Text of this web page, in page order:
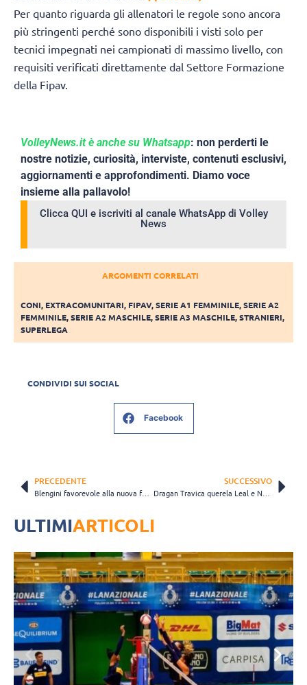
Per quanto riguarda gli allenatori le regole sono ancora
più stringenti perché sono disponibili i visti solo per
tecnici impegnati nei campionati di massimo livello, con
requisiti verificati direttamente dal Settore Formazione
della Fipav.
VolleyNews.it è anche su Whatsapp: non perderti le
nostre notizie, curiosità, interviste, contenuti esclusivi,
aggiornamenti e approfondimenti. Diamo voce
insieme alla pallavolo!
Clicca QUI e iscriviti al canale WhatsApp di Volley
News
ARGOMENTI CORRELATI
CONI, EXTRACOMUNITARI, FIPAV,SERIE A1 FEMMINILE,SERIE A2
FEMMINILE,SERIE A2 MASCHILE,SERIE A3 MASCHILE,STRANIERI,
SUPERLEGA
CONDIVIDI SUI SOCIAL
Facebook
PRECEDENTE
Blengini favorevole alla nuova formula: “Aumenterà lo spettacolo”
SUCCESSIVO
ULTIMIARTICOLI